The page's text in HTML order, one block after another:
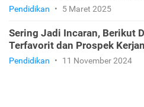
Pendidikan • 5 Maret 2025
Sering Jadi Incaran, Berikut
Terfavorit dan Prospek
Pendidikan • 11 November 2024